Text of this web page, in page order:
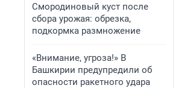
Смородиновый куст после
сбора урожая: обрезка,
подкормка размножение
«Внимание, угроза!» В
Башкирии предупредили об
опасности ракетного удара